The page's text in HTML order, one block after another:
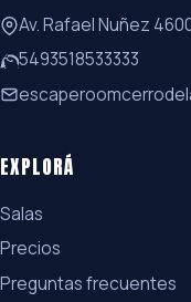
Av. Rafael Nuñez
5493518533333
EXPLORÁ
Salas
Precios
Preguntas frecuentes